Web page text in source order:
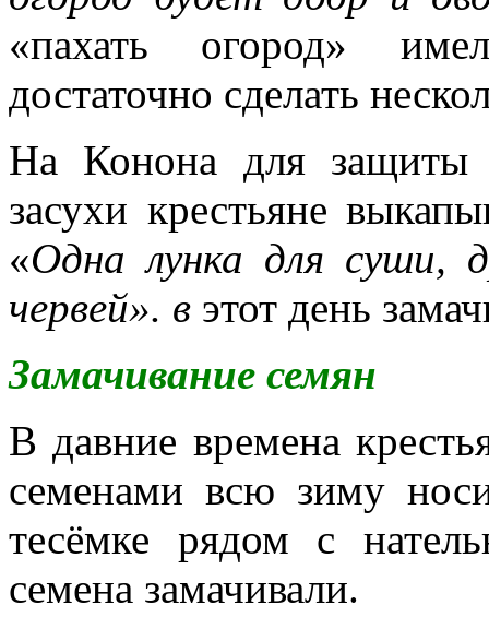
«пахать огород»
достаточно сделать
На Конона для защиты
засухи крестьяне
«Одна лунка для суши,
червей». в этот день
Замачивание семян
В давние времена
семенами всю зиму
тесёмке рядом с
семена замачивали.